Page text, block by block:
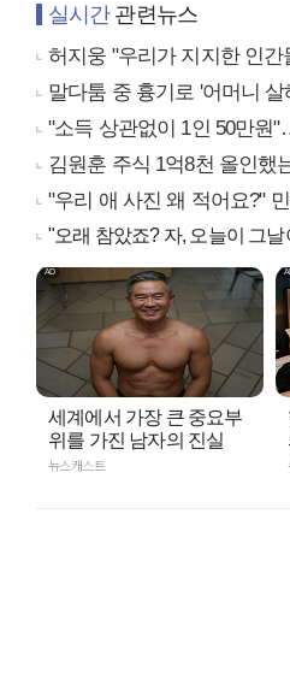
실시간관련뉴스
허지웅 "우리가 지지한 인간들
말다툼 중 흉기로 '어머니
"소득 상관없이 1인 50만원
김원훈 주식 1억8천 올인했
"우리 애 사진 왜 적어요?"
"오래 참았죠? 자, 오늘이 그날
세계에서 가장 큰 중요부
위를 가진 남자의 진실
뉴스캐스트